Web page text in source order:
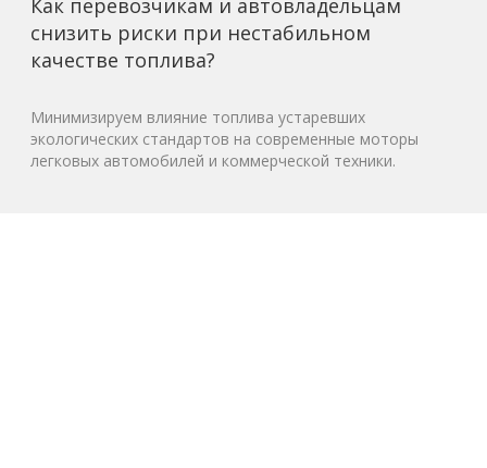
Как перевозчикам и автовладельцам
снизить риски при нестабильном
качестве топлива?
Минимизируем влияние топлива устаревших
экологических стандартов на современные моторы
легковых автомобилей и коммерческой техники.